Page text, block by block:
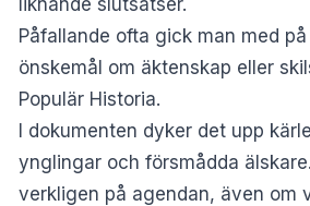
Påfallande ofta gick man med
önskemål om äktenskap eller
Populär Historia.
I dokumenten dyker det upp
ynglingar och försmådda
verkligen på agendan, även om